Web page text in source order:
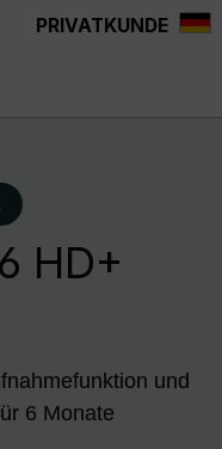
PRIVATKUNDE
HD+
und
6 Monate